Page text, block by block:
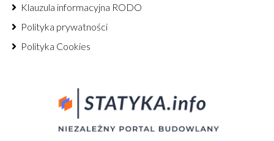
Klauzula informacyjna RODO
Polityka prywatności
Polityka Cookies